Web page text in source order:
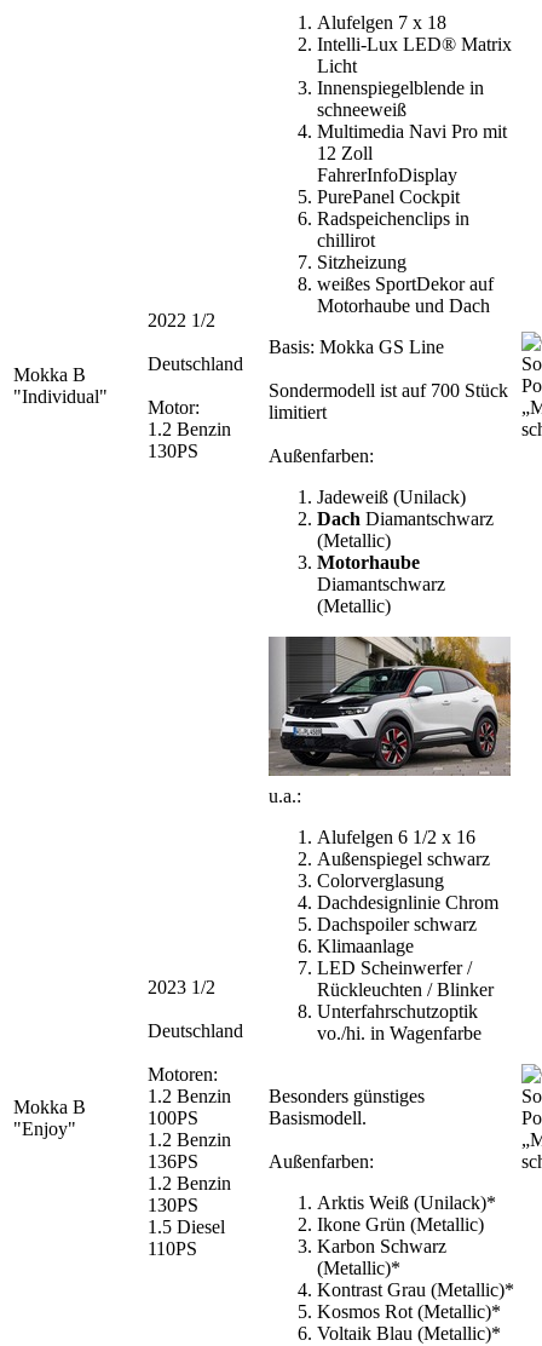
Mokka B
"Individual"
2022 1/2
Deutschland
Motor:
1.2 Benzin
130PS
Alufelgen 7 x 18
Intelli-Lux LED® Matrix
Licht
Innenspiegelblende in
schneeweiß
Multimedia Navi Pro mit
12 Zoll
FahrerInfoDisplay
PurePanel Cockpit
Radspeichenclips in
chillirot
Sitzheizung
weißes SportDekor auf
Motorhaube und Dach
Basis: Mokka GS Line
Sondermodell ist auf 700 Stück
limitiert
Außenfarben:
Jadeweiß (Unilack)
Dach Diamantschwarz
(Metallic)
Motorhaube
Diamantschwarz
(Metallic)
Mokka B
"Enjoy"
2023 1/2
Deutschland
Motoren:
1.2 Benzin
100PS
1.2 Benzin
136PS
1.2 Benzin
130PS
1.5 Diesel
110PS
u.a.:
Alufelgen 6 1/2 x 16
Außenspiegel schwarz
Colorverglasung
Dachdesignlinie Chrom
Dachspoiler schwarz
Klimaanlage
LED Scheinwerfer /
Rückleuchten / Blinker
Unterfahrschutzoptik
vo./hi. in Wagenfarbe
Besonders günstiges
Basismodell.
Außenfarben:
Arktis Weiß (Unilack)*
Ikone Grün (Metallic)
Karbon Schwarz
(Metallic)*
Kontrast Grau (Metallic)*
Kosmos Rot (Metallic)*
Voltaik Blau (Metallic)*